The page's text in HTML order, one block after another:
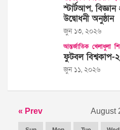
স্টার্টআপ,
উদ্বোধনী অনুষ্ঠান
জুন ১৩, ২০২৬
আন্তর্জাতিক খেলাধুলা
ফুটবল
জুন ১১, ২০২৬
« Prev August